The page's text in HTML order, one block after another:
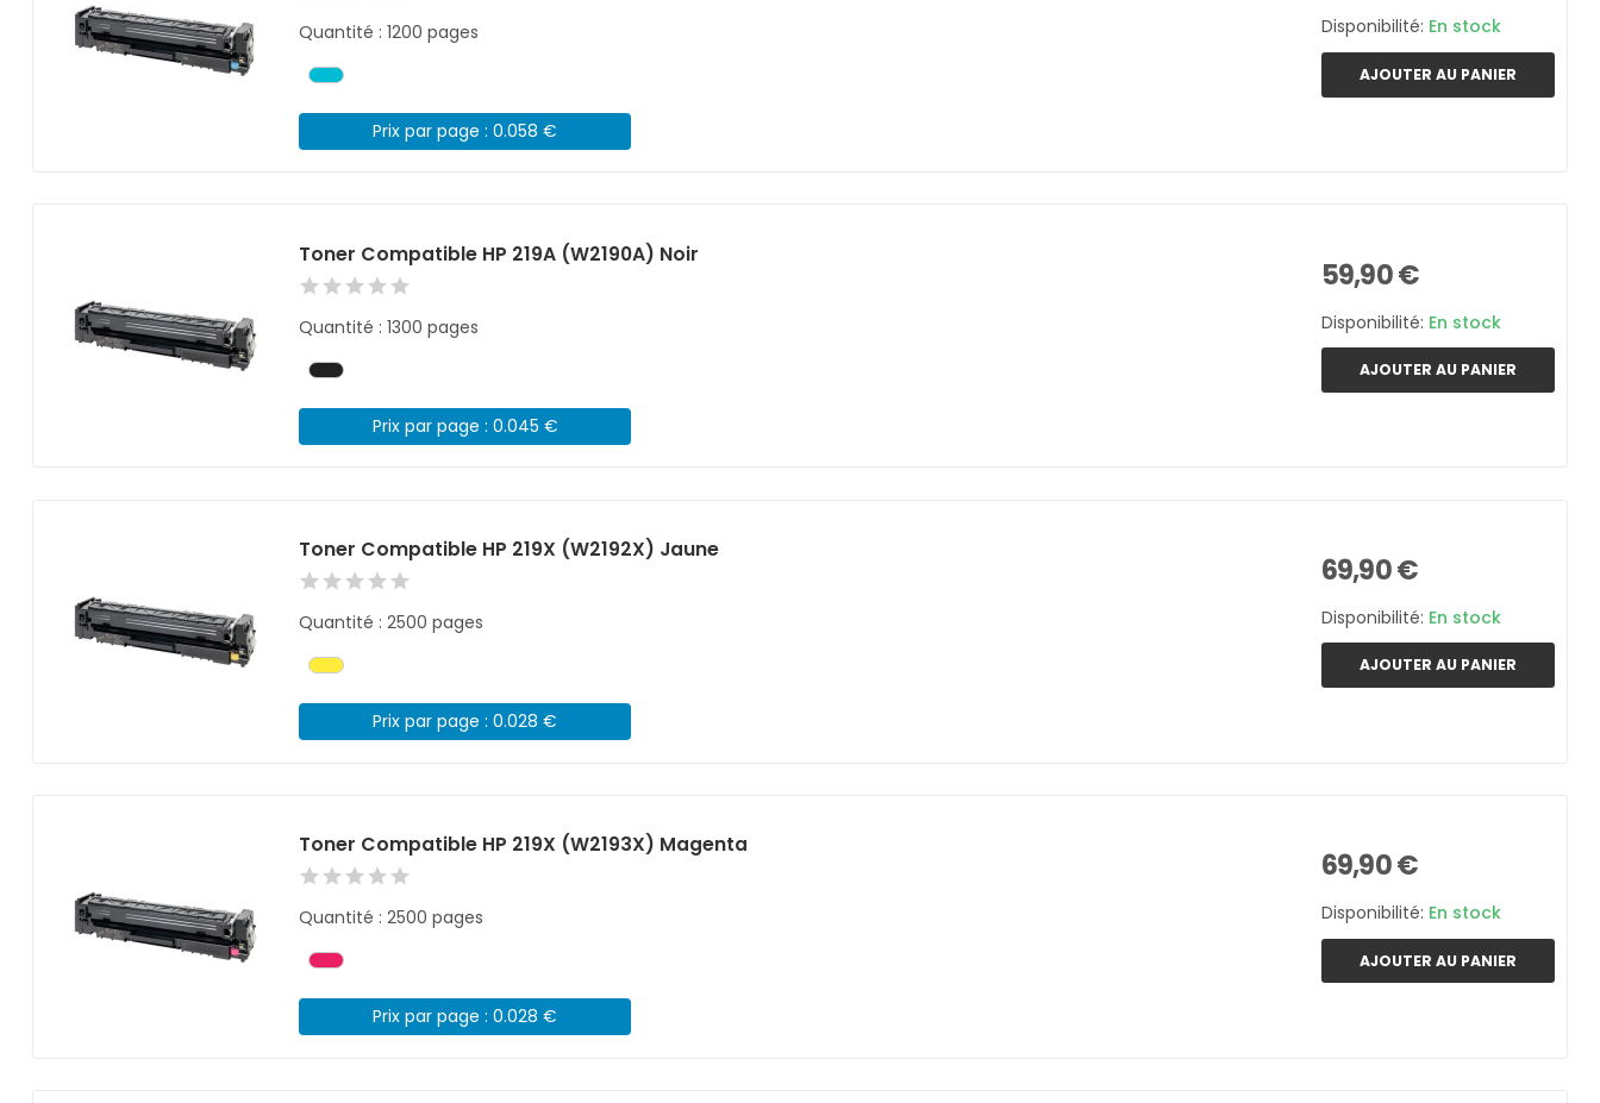
Quantité : 1200 pages
Prix par page : 0.058 €
Disponibilité: En stock
AJOUTER AU PANIER
Toner Compatible HP 219A (W2190A) Noir
Quantité : 1300 pages
Prix par page : 0.045 €
59,90 €
Disponibilité: En stock
AJOUTER AU PANIER
Toner Compatible HP 219X (W2192X) Jaune
Quantité : 2500 pages
Prix par page : 0.028 €
69,90 €
Disponibilité: En stock
AJOUTER AU PANIER
Toner Compatible HP 219X (W2193X) Magenta
Quantité : 2500 pages
Prix par page : 0.028 €
69,90 €
Disponibilité: En stock
AJOUTER AU PANIER